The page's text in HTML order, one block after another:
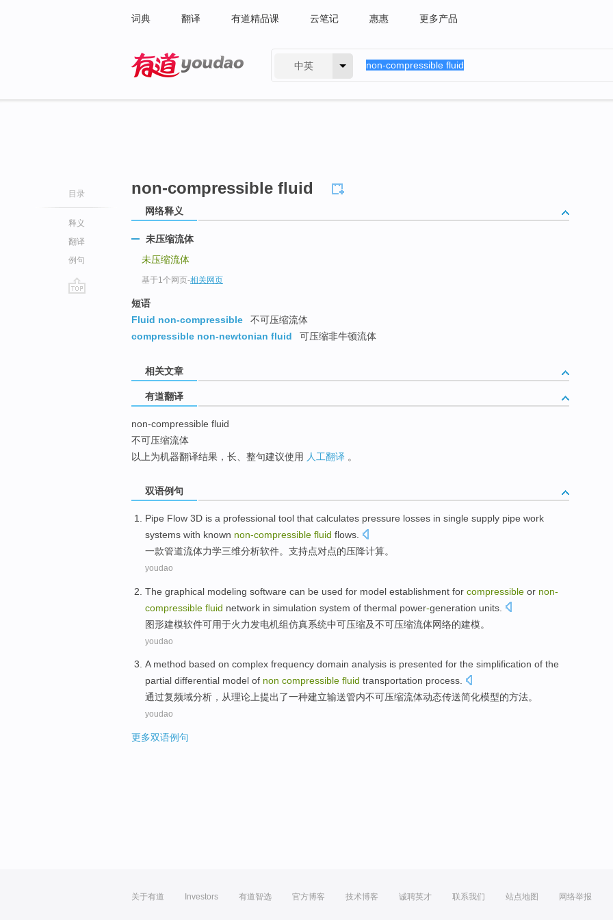
词典 翻译 有道精品课 云笔记 惠惠 更多产品
中英
目录
释义
翻译
例句
non-compressible fluid
网络释义
未压缩流体
未压缩流体
基于1个网页-相关网页
短语
Fluid non-compressible
不可压缩流体
compressible non-newtonian fluid
可压缩非牛顿流体
相关文章
有道翻译
non-compressible fluid
不可压缩流体
以上为机器翻译结果，长、整句建议使用 人工翻译 。
双语例句
Pipe Flow 3D is a professional tool that calculates pressure losses in single supply pipe work
systems with known non-compressible fluid flows.
一款管道流体力学三维分析软件。支持点对点的压降计算。
youdao
The graphical modeling software can be used for model establishment for compressible or non-
compressible fluid network in simulation system of thermal power-generation units
图形建模软件可用于火力发电机组仿真系统中可压缩及不可压缩流体网络的建模。
youdao
A method based on complex frequency domain analysis is presented for the simplification of the
partial differential model of non compressible fluid transportation process.
通过复频域分析 ，从理论上提出了一种建立输送管内不可压缩流体动态传送简化模型的方法。
youdao
更多双语例句
关于有道 Investors 有道智选 官方博客 技术博客 诚聘英才 联系我们 站点地图 网络举报